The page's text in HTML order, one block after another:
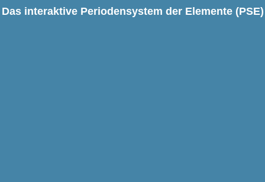
Das interaktive Periodensystem der Elemente (PSE)